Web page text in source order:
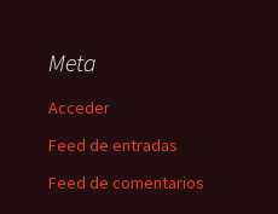
Meta
Acceder
Feed de entradas
Feed de comentarios